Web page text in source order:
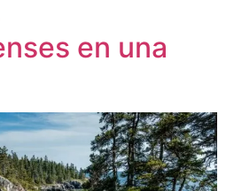
en una